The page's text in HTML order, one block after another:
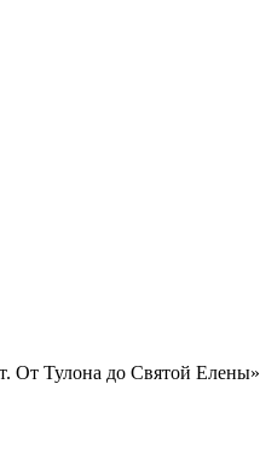
От Тулона до Святой Елены»